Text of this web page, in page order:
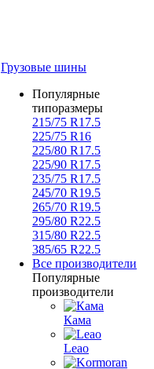
Грузовые шины
Популярные
типоразмеры
215/75 R17.5
225/75 R16
225/80 R17.5
225/90 R17.5
235/75 R17.5
245/70 R19.5
265/70 R19.5
295/80 R22.5
315/80 R22.5
385/65 R22.5
Все производители
Популярные
производители
Кама
Leao